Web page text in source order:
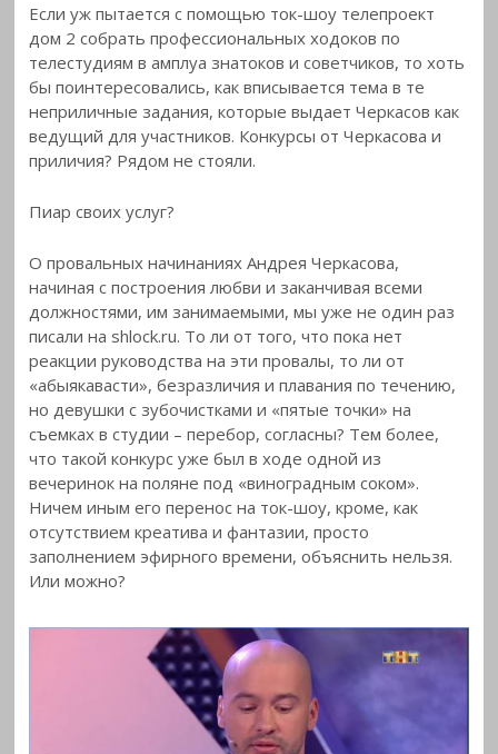
Если уж пытается с помощью ток-шоу телепроект
дом 2 собрать профессиональных ходоков по
телестудиям в амплуа знатоков и советчиков, то хоть
бы поинтересовались, как вписывается тема в те
неприличные задания, которые выдает Черкасов как
ведущий для участников. Конкурсы от Черкасова и
приличия? Рядом не стояли.
Пиар своих услуг?
О провальных начинаниях Андрея Черкасова,
начиная с построения любви и заканчивая всеми
должностями, им занимаемыми, мы уже не один раз
писали на shlock.ru. То ли от того, что пока нет
реакции руководства на эти провалы, то ли от
«абыякавасти», безразличия и плавания по течению,
но девушки с зубочистками и «пятые точки» на
съемках в студии – перебор, согласны? Тем более,
что такой конкурс уже был в ходе одной из
вечеринок на поляне под «виноградным соком».
Ничем иным его перенос на ток-шоу, кроме, как
отсутствием креатива и фантазии, просто
заполнением эфирного времени, объяснить нельзя.
Или можно?